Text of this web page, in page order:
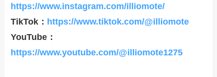
https://www.instagram.com/illiomote/
TikTok： https://www.tiktok.com/@illiomote
YouTube：
https://www.youtube.com/@illiomote1275